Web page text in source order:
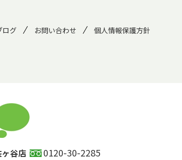
ログ お問い合わせ 個人情報保護方針
ヶ谷店 0120-30-2285